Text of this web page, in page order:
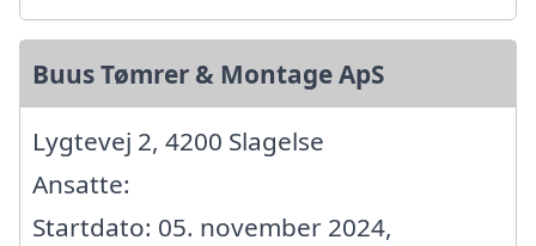
Buus Tømrer & Montage ApS
Lygtevej 2, 4200 Slagelse
Ansatte:
Startdato: 05. november 2024,